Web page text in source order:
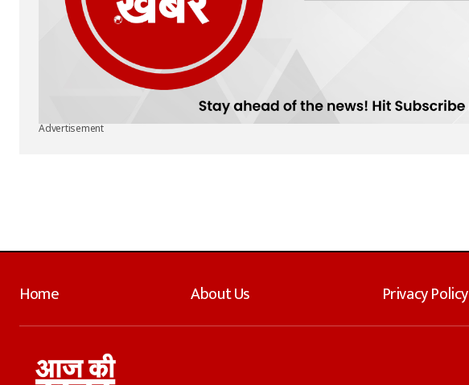
Advertisement
Home About Us Privacy Policy